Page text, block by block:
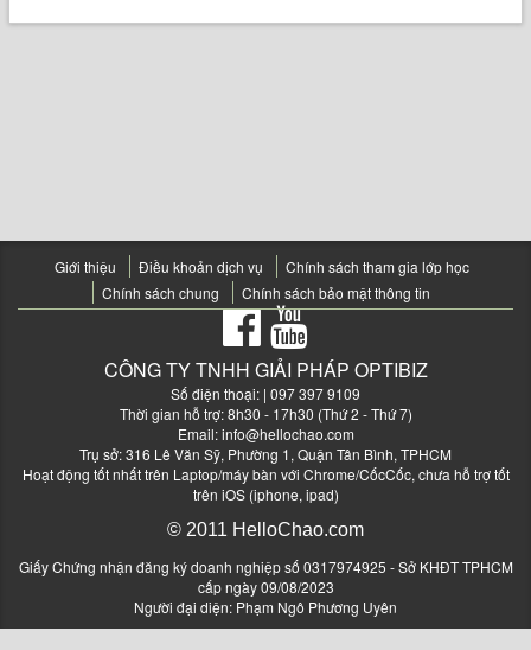
Giới thiệu Điều khoản dịch vụ
Chính sách tham gia lớp học
Chính sách chung
Chính sách bảo mật thông tin
CÔNG TY TNHH GIẢI PHÁP OPTIBIZ
Số điện thoại: | 097 397 9109
Thời gian hỗ trợ: 8h30 - 17h30 (Thứ 2 - Thứ 7)
Email:info@hellochao.com
Trụ sở: 316 Lê Văn Sỹ, Phường 1, Quận Tân Bình, TPHCM
Hoạt động tốt nhất trên Laptop/máy bàn với Chrome/CốcCốc, chưa hỗ trợ tốt
trên iOS (iphone, ipad)
© 2011 HelloChao.com
Giấy Chứng nhận đăng ký doanh nghiệp số 0317974925 - Sở KHĐT TPHCM
cấp ngày 09/08/2023
Người đại diện: Phạm Ngô Phương Uyên